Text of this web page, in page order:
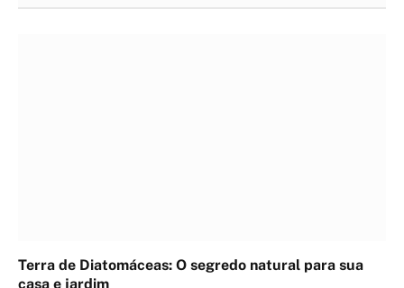
Terra de Diatomáceas: O segredo natural para sua
casa e jardim